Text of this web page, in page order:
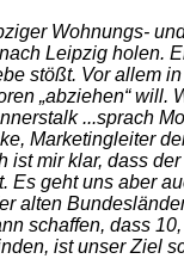
Wohnungs-
Leipzig holen.
stößt. Vor allem
„abziehen“ will.
...sprach
Marketingleiter
ist mir klar, dass
Es geht uns aber
alten
schaffen, dass
ist unser Ziel